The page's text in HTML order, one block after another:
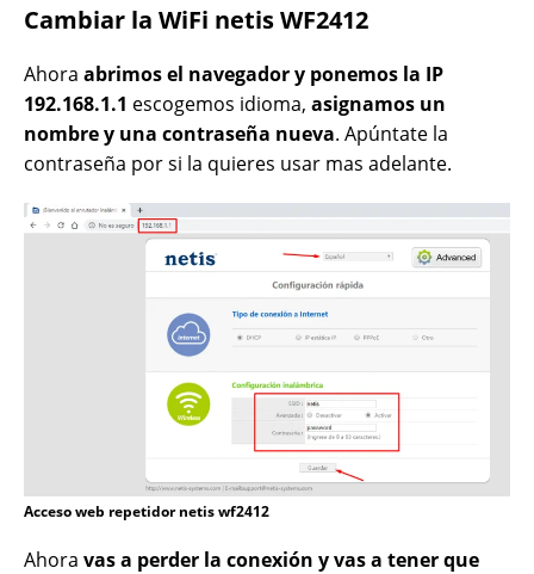
Cambiar la WiFi netis WF2412
Ahora abrimos el navegador y ponemos la IP
192.168.1.1 escogemos idioma, asignamos un
nombre y una contraseña nueva. Apúntate la
contraseña por si la quieres usar mas adelante.
Acceso web repetidor netis wf2412
Ahora vas a perder la conexión y vas a tener que